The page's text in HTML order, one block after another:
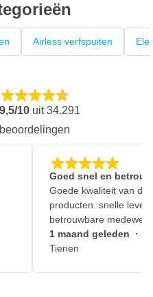
Airless verfspuiten
9,5/10 uit34.291
beoordelingen
Goed snel en
Goede kwaliteit van de
producten. snelle
betrouwbare
1 maand geleden ·
Tienen